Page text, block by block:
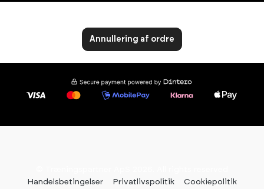
Annullering af ordre
Handelsbetingelser
Privatlivspolitik Cookiepolitik